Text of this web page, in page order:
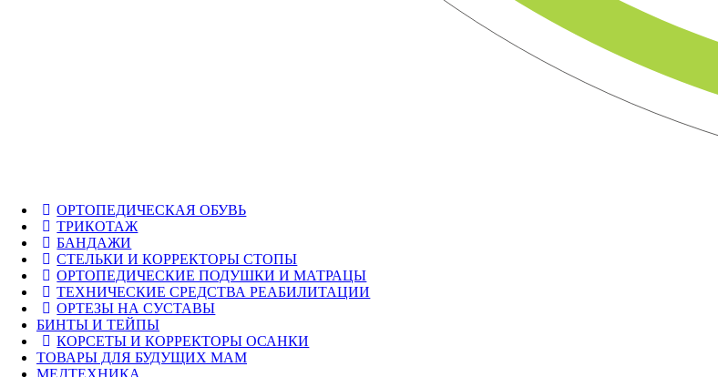
ОРТОПЕДИЧЕСКАЯ ОБУВЬ
ТРИКОТАЖ
БАНДАЖИ
СТЕЛЬКИ И КОРРЕКТОРЫ СТОПЫ
ОРТОПЕДИЧЕСКИЕ ПОДУШКИ И МАТРАЦЫ
ТЕХНИЧЕСКИЕ СРЕДСТВА РЕАБИЛИТАЦИИ
ОРТЕЗЫ НА СУСТАВЫ
БИНТЫ И ТЕЙПЫ
КОРСЕТЫ И КОРРЕКТОРЫ ОСАНКИ
ТОВАРЫ ДЛЯ БУДУЩИХ МАМ
МЕДТЕХНИКА